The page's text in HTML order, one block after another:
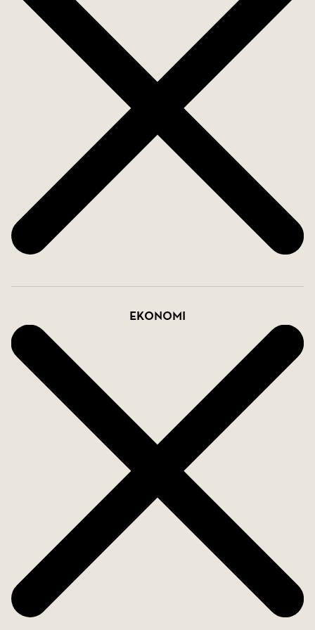
utrymme att utveckla efter egna önskemål. Här
växer en rik variation av fruktträd och växter,
såsom nespera (loquat), granatäpple, mango,
mandel, fikon, citron, apelsin, olivträd, vinrankor
och passionsfrukt vilket ger en unik och genuin
känsla av ett eget medelhavs paradis.
Pool området blir en naturlig samlingspunkt under
årets soliga dagar, med en generös pool och
vacker utsikt över omgivningarna. Poolen drivs
idag med klor men kan enkelt konverteras till
saltvatten. Uppvärmningen av poolen sker helt
värms av solen, vilket skapar ett energieffektivt
vedeldad bastu som ger en exklusiv och
avslappnande spa känsla i hemmiljö.
Fastigheten erbjuder dessutom moderna och
genomtänkta lösningar såsom solpaneler för
varmvatten och el. Huset är i stort sett
självförsörjande med ny vatten och el installation.
Dubbel garage med två dörrar samt en separat
och rymlig tvätt stuga. Bostaden säljs möblerad,
vilket gör den redo att tas i bruk direkt.
Läget är rofyllt och privat, samtidigt som du har
närhet till allt du behöver i vardagen. På endast
cirka 1 kilometer når du både en stormarknaden
Aldi och en vacker golfbana för den som
Ekonomi